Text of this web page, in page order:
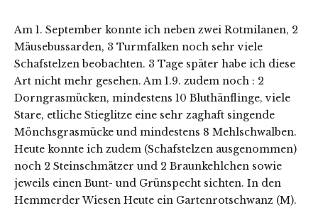
Am 1. September konnte ich neben zwei Rotmilanen, 2
Mäusebussarden, 3 Turmfalken noch sehr viele
Schafstelzen beobachten. 3 Tage später habe ich diese
Art nicht mehr gesehen. Am 1.9. zudem noch : 2
Dorngrasmücken, mindestens 10 Bluthänflinge, viele
Stare, etliche Stieglitze eine sehr zaghaft singende
Mönchsgrasmücke und mindestens 8 Mehlschwalben.
Heute konnte ich zudem (Schafstelzen ausgenommen)
noch 2 Steinschmätzer und 2 Braunkehlchen sowie
jeweils einen Bunt- und Grünspecht sichten. In den
Hemmerder Wiesen Heute ein Gartenrotschwanz (M).